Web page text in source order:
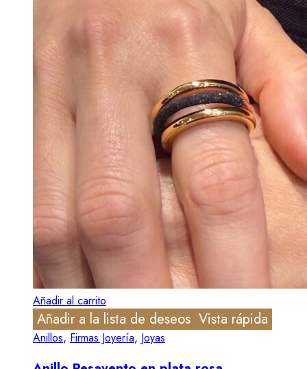
Añadir al carrito
Añadir a la lista de deseos Vista rápida
Anillos, Firmas Joyería, Joyas